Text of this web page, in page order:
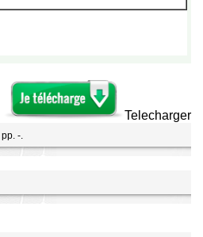
Telecharger
pp. -.